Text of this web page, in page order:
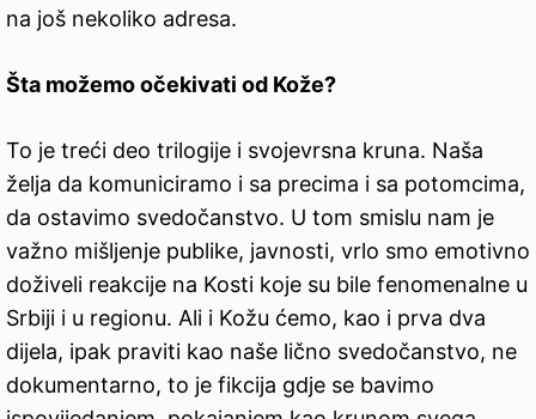
na još nekoliko adresa.
Šta možemo očekivati od Kože?
To je treći deo trilogije i svojevrsna kruna. Naša
želja da komuniciramo i sa precima i sa potomcima,
da ostavimo svedočanstvo. U tom smislu nam je
važno mišljenje publike, javnosti, vrlo smo emotivno
doživeli reakcije na Kosti koje su bile fenomenalne u
Srbiji i u regionu. Ali i Kožu ćemo, kao i prva dva
dijela, ipak praviti kao naše lično svedočanstvo, ne
dokumentarno, to je fikcija gdje se bavimo